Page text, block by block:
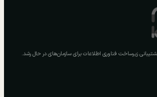
زیرساخت فناوری اطلاعات برای سازمان‌های در حال رشد.